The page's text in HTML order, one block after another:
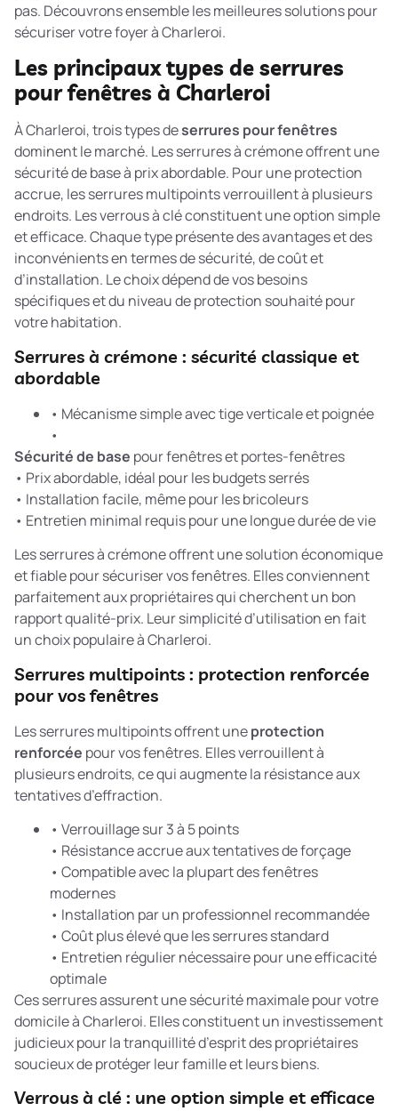
pas. Découvrons ensemble les meilleures solutions pour
sécuriser votre foyer à Charleroi.
Les principaux types de serrures
pour fenêtres à Charleroi
À Charleroi, trois types deserrures pour fenêtres
dominent le marché. Les serrures à crémone offrent une
sécurité de base à prix abordable. Pour une protection
accrue, les serrures multipoints verrouillent à plusieurs
endroits. Les verrous à clé constituent une option simple
et efficace. Chaque type présente des avantages et des
inconvénients en termes de sécurité, de coût et
d’installation. Le choix dépend de vos besoins
spécifiques et du niveau de protection souhaité pour
votre habitation.
Serrures à crémone : sécurité classique et
abordable
• Mécanisme simple avec tige verticale et poignée
•
Sécurité de base pour fenêtres et portes-fenêtres
• Prix abordable, idéal pour les budgets serrés
• Installation facile, même pour les bricoleurs
• Entretien minimal requis pour une longue durée de vie
Les serrures à crémone offrent une solution économique
et fiable pour sécuriser vos fenêtres. Elles conviennent
parfaitement aux propriétaires qui cherchent un bon
rapport qualité-prix. Leur simplicité d’utilisation en fait
un choix populaire à Charleroi.
Serrures multipoints : protection renforcée
pour vos fenêtres
Les serrures multipoints offrent uneprotection
renforcée pour vos fenêtres. Elles verrouillent à
plusieurs endroits, ce qui augmente la résistance aux
tentatives d’effraction.
• Verrouillage sur 3 à 5 points
• Résistance accrue aux tentatives de forçage
• Compatible avec la plupart des fenêtres
modernes
• Installation par un professionnel recommandée
• Coût plus élevé que les serrures standard
• Entretien régulier nécessaire pour une efficacité
optimale
Ces serrures assurent une sécurité maximale pour votre
domicile à Charleroi. Elles constituent un investissement
judicieux pour la tranquillité d’esprit des propriétaires
soucieux de protéger leur famille et leurs biens.
Verrous à clé : une option simple et efficace